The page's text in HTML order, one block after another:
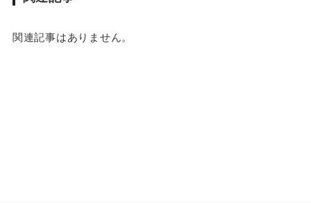
関連記事はありません。